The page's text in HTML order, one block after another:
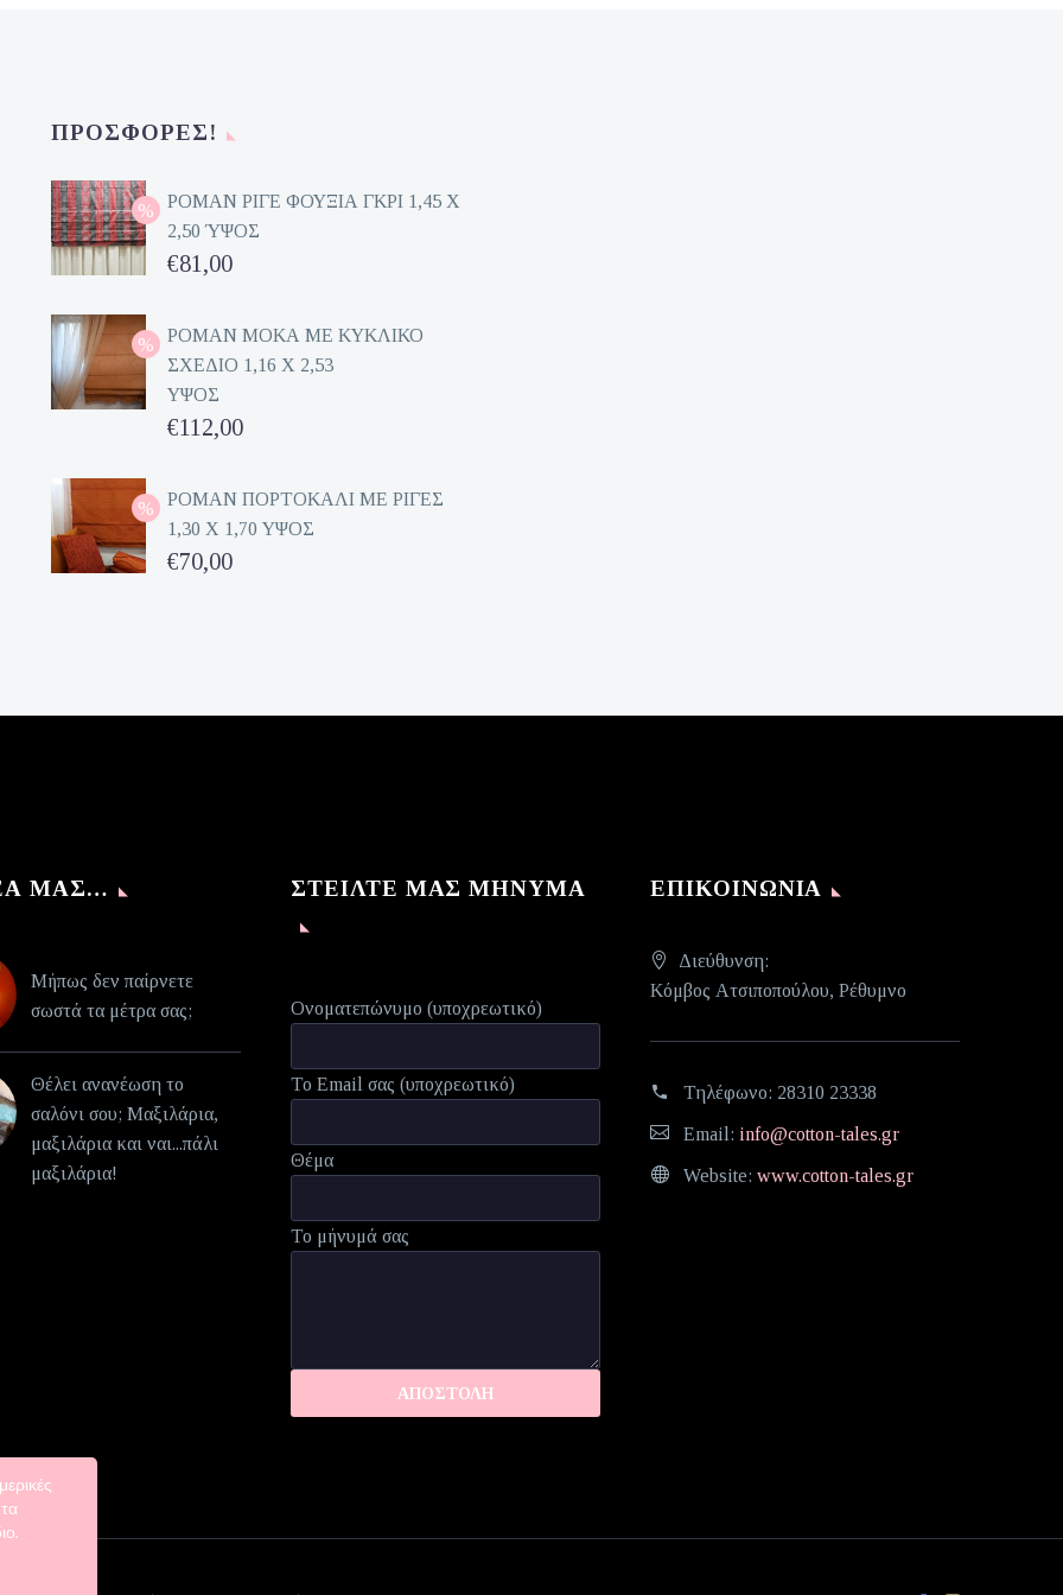
ΠΡΟΣΦΟΡΈΣ!
ΡΟΜΑΝ ΡΙΓΕ ΦΟΥΞΙΑ ΓΚΡΙ 1,45 Χ
2,50 ΎΨΟΣ
Original
was:
€162,00.
€81,00
τρέχουσα
τιμή
είναι:
€81,00.
ΡΟΜΑΝ ΜΟΚΑ ΜΕ ΚΥΚΛΙΚΟ
ΣΧΕΔΙΟ 1,16 Χ 2,53
ΥΨΟΣ
Original
was:
€224,00.
€112,00
τρέχουσα
τιμή
είναι:
ΡΟΜΑΝ ΠΟΡΤΟΚΑΛΙ ΜΕ ΡΙΓΕΣ
1,30 Χ 1,70 ΥΨΟΣ
Original
€70,00
ΜΑΣ…
Μήπως δεν παίρνετε
σωστά τα μέτρα σας;
Θέλει ανανέωση το
σαλόνι σου; Μαξιλάρια,
μαξιλάρια και ναι...πάλι
μαξιλάρια!
ΣΤΕΊΛΤΕ ΜΑΣ ΜΉΝΥΜΑ
Ονοματεπώνυμο (υποχρεωτικό)
Το Email σας (υποχρεωτικό)
Θέμα
Το μήνυμά σας
ΕΠΙΚΟΙΝΩΝΊΑ
Διεύθυνση:
Κόμβος Ατσιποπούλου, Ρέθυμνο
Τηλέφωνο: 28310 23338
Email: info@cotton-tales.gr
Website: www.cotton-tales.gr